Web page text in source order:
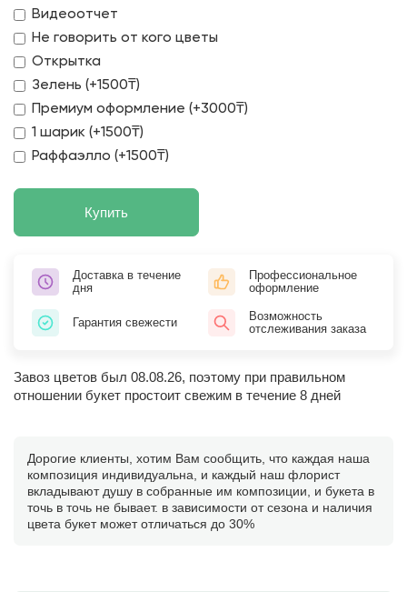
Видеоотчет
Не говорить от кого цветы
Открытка
Зелень (+1500₸)
Премиум оформление (+3000₸)
1 шарик (+1500₸)
Раффаэлло (+1500₸)
Купить
Доставка в течение
дня
Профессиональное
оформление
Гарантия свежести
Возможность
отслеживания заказа
Завоз цветов был 08.08.26, поэтому при правильном
отношении букет простоит свежим в течение 8 дней
Дорогие клиенты, хотим Вам сообщить, что каждая наша
композиция индивидуальна, и каждый наш флорист
вкладывают душу в собранные им композиции, и букета в
точь в точь не бывает. в зависимости от сезона и наличия
цвета букет может отличаться до 30%